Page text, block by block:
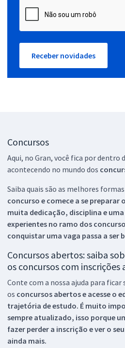
Receber novidades
Concursos
Aqui, no Gran, você fica por dentro
acontecendo no mundo dos
Saiba quais são as melhores formas
concurso e comece a se preparar
muita dedicação, disciplina e
experientes no ramo dos
conquistar uma vaga passa a ser
Concursos abertos: saiba
os concursos com inscrições
Conte com a nossa ajuda para ficar
os concursos abertos e acesse o
trajetória de estudo. É muito
sempre atualizado, isso porque
fazer perder a inscrição e ver o
ainda mais.